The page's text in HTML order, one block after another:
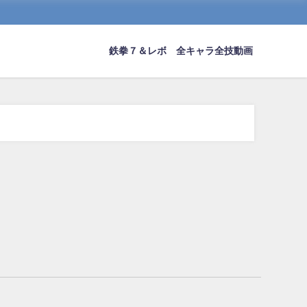
鉄拳７＆レボ 全キャラ全技動画